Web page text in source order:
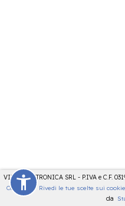
VIDEOELETTRONICA SRL - P.IVA e C.F.
Cookies
- Rivedi le tue scelte sui
da